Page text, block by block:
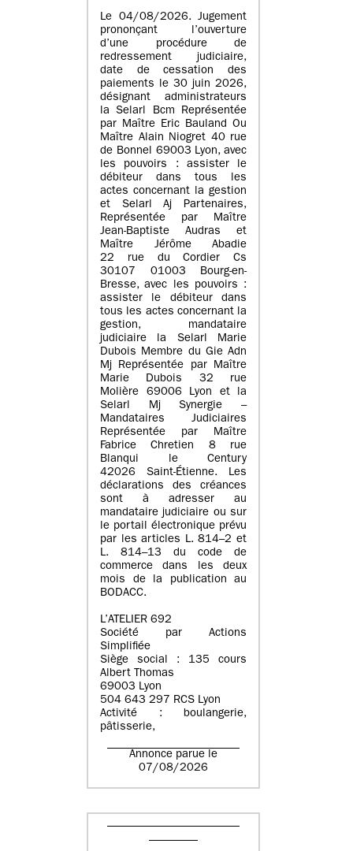
Le 04/08/2026. Jugement
prononçant l’ouverture
d’une procédure de
redressement judiciaire,
date de cessation des
paiements le 30 juin 2026,
désignant administrateurs
la Selarl Bcm Représentée
par Maître Eric Bauland Ou
Maître Alain Niogret 40 rue
de Bonnel 69003 Lyon, avec
les pouvoirs : assister le
débiteur dans tous les
actes concernant la gestion
et Selarl Aj Partenaires,
Représentée par Maître
Jean-Baptiste Audras et
Maître Jérôme Abadie
22 rue du Cordier Cs
30107 01003 Bourg-en-
Bresse, avec les pouvoirs :
assister le débiteur dans
tous les actes concernant la
gestion, mandataire
judiciaire la Selarl Marie
Dubois Membre du Gie Adn
Mj Représentée par Maître
Marie Dubois 32 rue
Molière 69006 Lyon et la
Selarl Mj Synergie –
Mandataires Judiciaires
Représentée par Maître
Fabrice Chretien 8 rue
Blanqui le Century
42026 Saint-Étienne. Les
déclarations des créances
sont à adresser au
mandataire judiciaire ou sur
le portail électronique prévu
par les articles L. 814–2 et
L. 814–13 du code de
commerce dans les deux
mois de la publication au
BODACC.
L’ATELIER 692
Société par Actions
Simplifiée
Siège social : 135 cours
Albert Thomas
69003 Lyon
504 643 297 RCS Lyon
Activité : boulangerie,
pâtisserie,
Annonce parue le
07/08/2026